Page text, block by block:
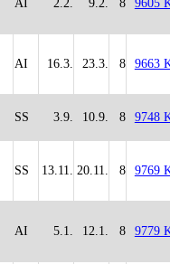
AI 2.2. 9.2. 8 9605
AI 16.3. 23.3. 8 9663
SS 3.9. 10.9. 8 9748
SS 13.11. 20.11. 8 9769
AI 5.1. 12.1. 8 9779